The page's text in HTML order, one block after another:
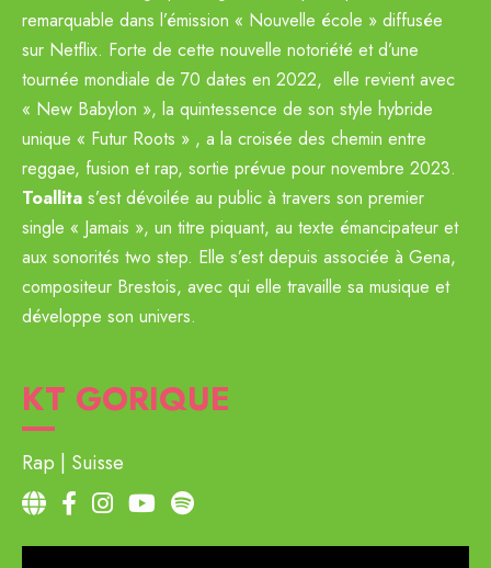
remarquable dans l’émission « Nouvelle école » diffusée
sur Netflix. Forte de cette nouvelle notoriété et d’une
tournée mondiale de 70 dates en 2022, elle revient avec
« New Babylon », la quintessence de son style hybride
unique « Futur Roots » , a la croisée des chemin entre
reggae, fusion et rap, sortie prévue pour novembre 2023.
Toallita s’est dévoilée au public à travers son premier
single « Jamais », un titre piquant, au texte émancipateur et
aux sonorités two step. Elle s’est depuis associée à Gena,
compositeur Brestois, avec qui elle travaille sa musique et
développe son univers.
KT GORIQUE
Rap Suisse